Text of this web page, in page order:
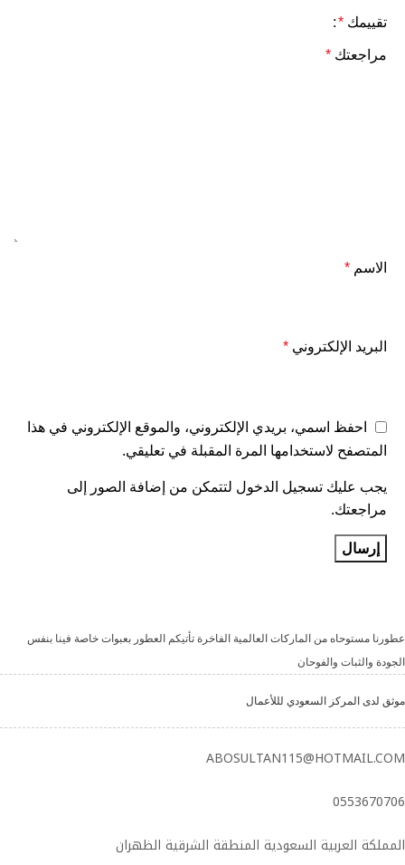
تقييمك *
مراجعتك *
الاسم *
البريد الإلكتروني *
احفظ اسمي، بريدي الإلكتروني، والموقع الإلكتروني في هذا
المتصفح لاستخدامها المرة المقبلة في تعليقي.
يجب عليك تسجيل الدخول لتتمكن من إضافة الصور إلى
مراجعتك.
عطورنا مستوحاه من الماركات العالمية الفاخرة تأتيكم العطور بعبوات خاصة فينا بنفس
الجودة والثبات والفوحان
موثق لدى المركز السعودي لللأعمال
ABOSULTAN115@HOTMAIL.COM
0553670706
المملكة العربية السعودية المنطقة الشرقية الظهران